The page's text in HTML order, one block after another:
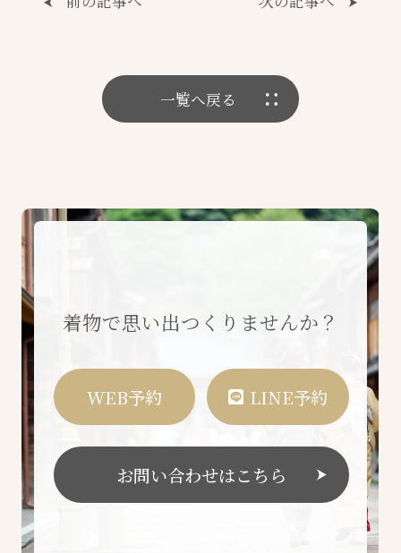
一覧へ戻る
着物で思い出つくりませんか？
WEB予約 LINE予約
お問い合わせはこちら